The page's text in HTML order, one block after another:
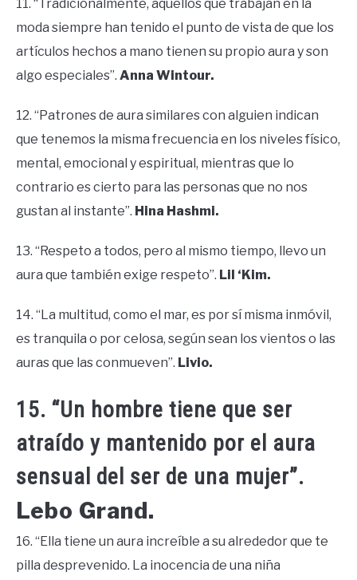
11. “Tradicionalmente, aquellos que trabajan en la
moda siempre han tenido el punto de vista de que los
artículos hechos a mano tienen su propio aura y son
algo especiales”. Anna Wintour.
12. “Patrones de aura similares con alguien indican
que tenemos la misma frecuencia en los niveles físico,
mental, emocional y espiritual, mientras que lo
contrario es cierto para las personas que no nos
gustan al instante”. Hina Hashmi.
13. “Respeto a todos, pero al mismo tiempo, llevo un
aura que también exige respeto”. Lil ‘Kim.
14. “La multitud, como el mar, es por sí misma inmóvil,
es tranquila o por celosa, según sean los vientos o las
auras que las conmueven”. Livio.
15. “Un hombre tiene que ser
atraído y mantenido por el aura
sensual del ser de una mujer”.
Lebo Grand.
16. “Ella tiene un aura increíble a su alrededor que te
pilla desprevenido. La inocencia de una niña